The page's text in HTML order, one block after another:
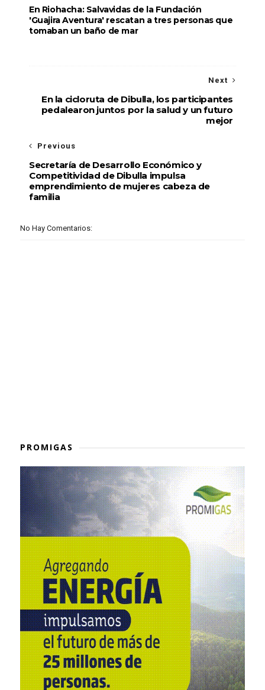
En Riohacha: Salvavidas de la Fundación
'Guajira Aventura' rescatan a tres personas que
tomaban un baño de mar
Next
En la cicloruta de Dibulla, los participantes
pedalearon juntos por la salud y un futuro
mejor
Previous
Secretaría de Desarrollo Económico y
Competitividad de Dibulla impulsa
emprendimiento de mujeres cabeza de
familia
No Hay Comentarios:
PROMIGAS